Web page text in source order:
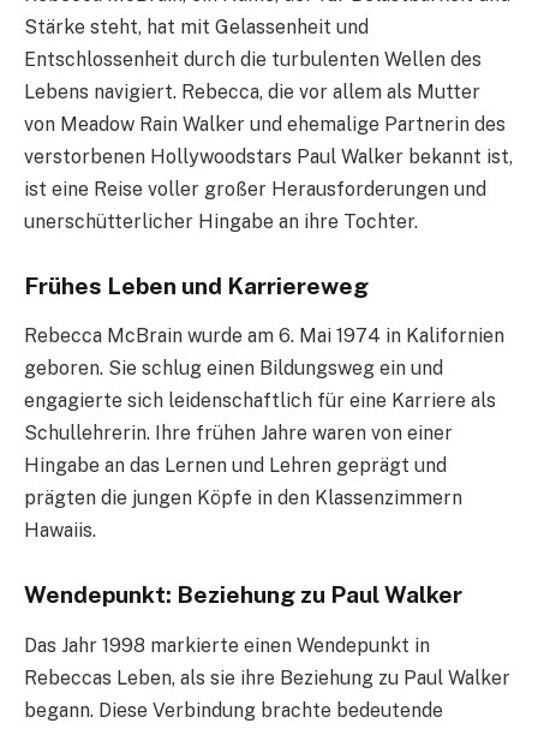
Stärke steht, hat mit Gelassenheit und
Entschlossenheit durch die turbulenten Wellen des
Lebens navigiert. Rebecca, die vor allem als Mutter
von Meadow Rain Walker und ehemalige Partnerin des
verstorbenen Hollywoodstars Paul Walker bekannt ist,
ist eine Reise voller großer Herausforderungen und
unerschütterlicher Hingabe an ihre Tochter.
Frühes Leben und Karriereweg
Rebecca McBrain wurde am 6. Mai 1974 in Kalifornien
geboren. Sie schlug einen Bildungsweg ein und
engagierte sich leidenschaftlich für eine Karriere als
Schullehrerin. Ihre frühen Jahre waren von einer
Hingabe an das Lernen und Lehren geprägt und
prägten die jungen Köpfe in den Klassenzimmern
Hawaiis.
Wendepunkt: Beziehung zu Paul Walker
Das Jahr 1998 markierte einen Wendepunkt in
Rebeccas Leben, als sie ihre Beziehung zu Paul Walker
begann. Diese Verbindung brachte bedeutende